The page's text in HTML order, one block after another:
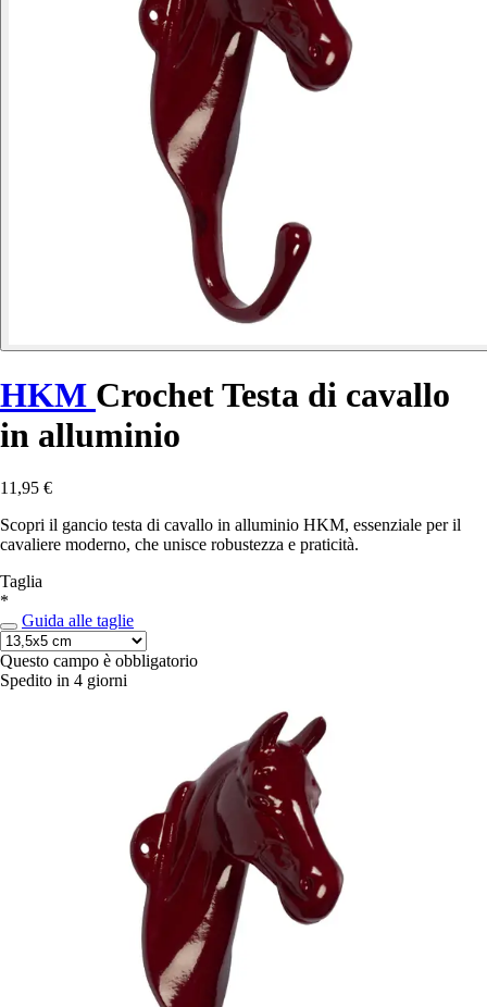
HKM Crochet Testa di cavallo
in alluminio
11,95 €
Scopri il gancio testa di cavallo in alluminio HKM, essenziale per il
cavaliere moderno, che unisce robustezza e praticità.
Taglia
*
Guida alle taglie
Questo campo è obbligatorio
Spedito in 4 giorni